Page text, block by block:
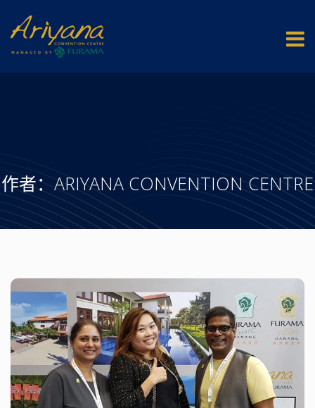
作者： ARIYANA CONVENTION CENTRE